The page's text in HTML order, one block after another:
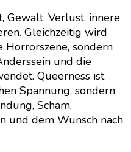
Gewalt, Verlust, innere
Gleichzeitig wird
sondern
und die
Queerness ist
Spannung, sondern
Scham,
und dem Wunsch nach